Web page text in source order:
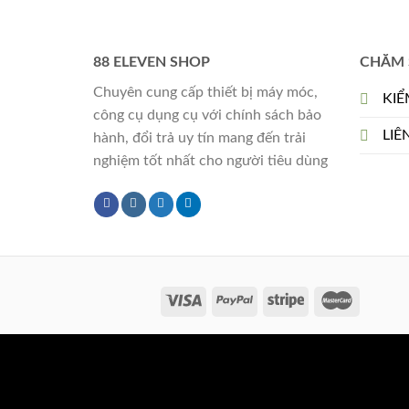
88 ELEVEN SHOP
Chuyên cung cấp thiết bị máy móc,
công cụ dụng cụ với chính sách bảo
hành, đổi trả uy tín mang đến trải
nghiệm tốt nhất cho người tiêu dùng
CHĂM